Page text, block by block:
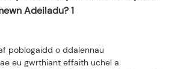
poblogaidd o ddalennau
eu gwrthiant effaith uchel a